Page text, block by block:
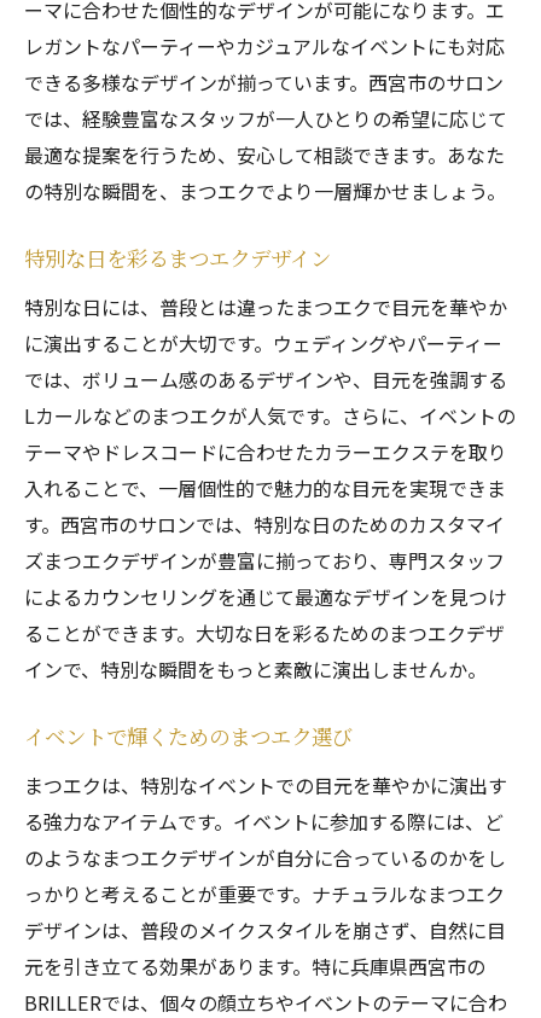
ーマに合わせた個性的なデザインが可能になります。エ
レガントなパーティーやカジュアルなイベントにも対応
できる多様なデザインが揃っています。西宮市のサロン
では、経験豊富なスタッフが一人ひとりの希望に応じて
最適な提案を行うため、安心して相談できます。あなた
の特別な瞬間を、まつエクでより一層輝かせましょう。
特別な日を彩るまつエクデザイン
特別な日には、普段とは違ったまつエクで目元を華やか
に演出することが大切です。ウェディングやパーティー
では、ボリューム感のあるデザインや、目元を強調する
Lカールなどのまつエクが人気です。さらに、イベントの
テーマやドレスコードに合わせたカラーエクステを取り
入れることで、一層個性的で魅力的な目元を実現できま
す。西宮市のサロンでは、特別な日のためのカスタマイ
ズまつエクデザインが豊富に揃っており、専門スタッフ
によるカウンセリングを通じて最適なデザインを見つけ
ることができます。大切な日を彩るためのまつエクデザ
インで、特別な瞬間をもっと素敵に演出しませんか。
イベントで輝くためのまつエク選び
まつエクは、特別なイベントでの目元を華やかに演出す
る強力なアイテムです。イベントに参加する際には、ど
のようなまつエクデザインが自分に合っているのかをし
っかりと考えることが重要です。ナチュラルなまつエク
デザインは、普段のメイクスタイルを崩さず、自然に目
元を引き立てる効果があります。特に兵庫県西宮市の
BRILLERでは、個々の顔立ちやイベントのテーマに合わ